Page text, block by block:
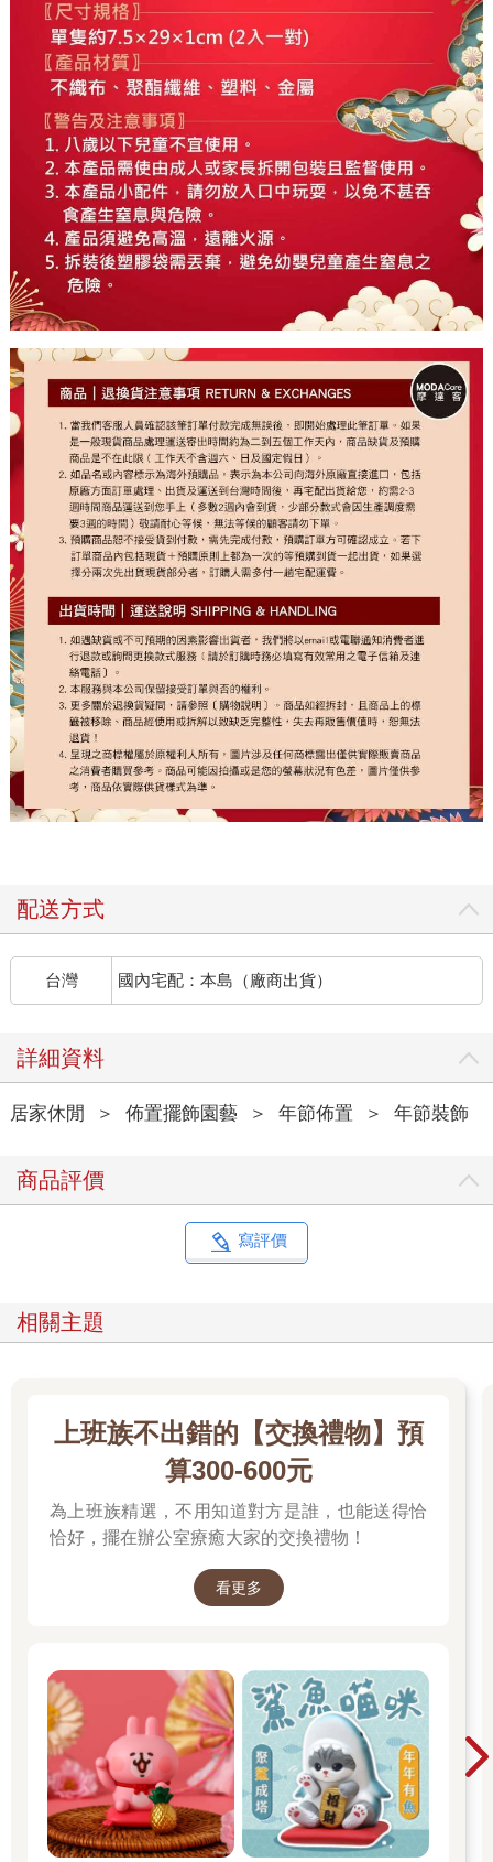
配送方式
台灣 國內宅配：本島（廠商出貨）
詳細資料
居家休閒 ＞ 佈置擺飾園藝 ＞ 年節佈置 ＞ 年節裝飾
商品評價
寫評價
相關主題
上班族不出錯的【交換禮物】預
算300-600元
為上班族精選，不用知道對方是誰，也能送得恰
恰好，擺在辦公室療癒大家的交換禮物！
看更多